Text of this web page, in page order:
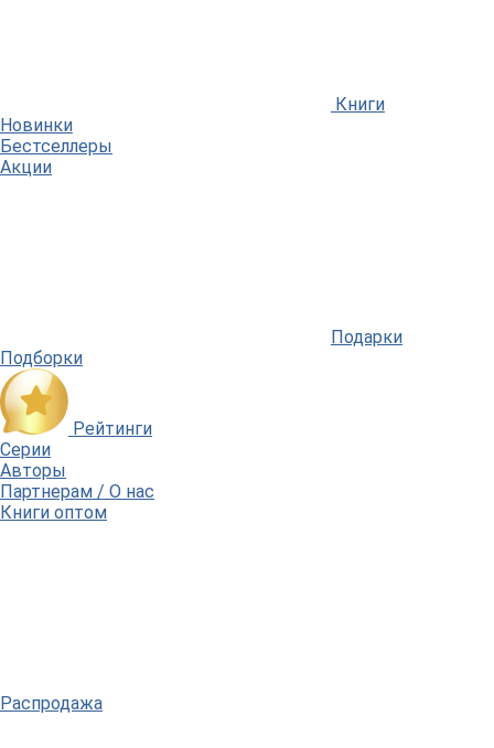
Книги
Новинки
Бестселлеры
Акции
Подарки
Подборки
Рейтинги
Серии
Авторы
Партнерам / О нас
Книги оптом
Распродажа